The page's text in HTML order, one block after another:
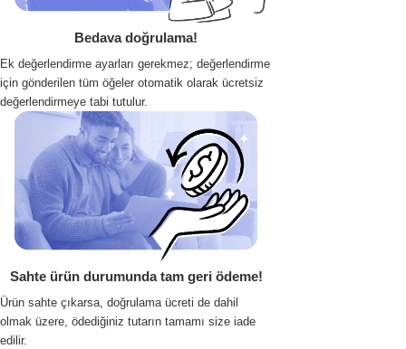
Bedava doğrulama!
Ek değerlendirme ayarları gerekmez; değerlendirme
için gönderilen tüm öğeler otomatik olarak ücretsiz
değerlendirmeye tabi tutulur.
Sahte ürün durumunda tam geri ödeme!
Ürün sahte çıkarsa, doğrulama ücreti de dahil
olmak üzere, ödediğiniz tutarın tamamı size iade
edilir.